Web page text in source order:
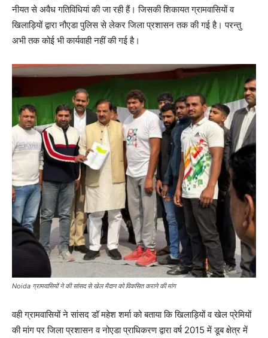
नीयत से अवैध गतिविधियां की जा रही हैं। जिसकी शिकायत ग्रामवासियों व
खिलाड़ियों द्वारा नौएडा पुलिस से लेकर जिला प्रशासन तक की गई है। परन्तु
अभी तक कोई भी कार्यवाही नहीं की गई है।
Noida ग्रामवासियों ने की सांसद से खेल मैदान को विकसित कराने की मांग
वही ग्रामवासियों ने सांसद डॉ महेश शर्मा को बताया कि खिलाड़ियों व खेल प्रेमियों
की मांग पर जिला प्रशासन व नोएडा प्राधिकरण द्वारा वर्ष 2015 में डूब क्षेत्र में